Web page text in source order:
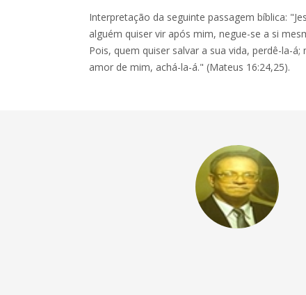
Interpretação da seguinte passagem bíblica:
alguém quiser vir após mim, negue-se a si
Pois, quem quiser salvar a sua vida, perdê-la-
amor de mim, achá-la-á." (Mateus 16:24,25).